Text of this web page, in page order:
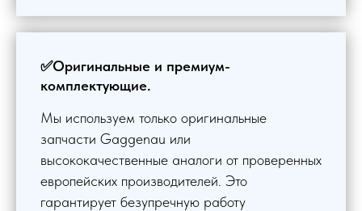
✅Оригинальные и премиум-
комплектующие.
Мы используем только оригинальные
запчасти Gaggenau или
высококачественные аналоги от проверенных
европейских производителей. Это
гарантирует безупречную работу